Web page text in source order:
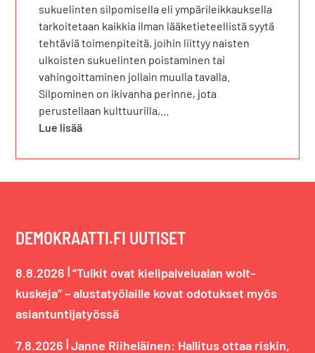
sukuelinten silpomisella eli ympärileikkauksella
tarkoitetaan kaikkia ilman lääketieteellistä syytä
tehtäviä toimenpiteitä, joihin liittyy naisten
ulkoisten sukuelinten poistaminen tai
vahingoittaminen jollain muulla tavalla.
Silpominen on ikivanha perinne, jota
perustellaan kulttuurilla,…
Lue lisää
DEMOKRAATTI.FI UUTISET
8.8.2026 |“Tulkit ovat kielipalvelualan wolt-
kuskeja” – alustatyölaille kovat odotukset myös
asiantuntijatyössä
7.8.2026 |Janne Riiheläinen: Hallitus ottaa riskin,